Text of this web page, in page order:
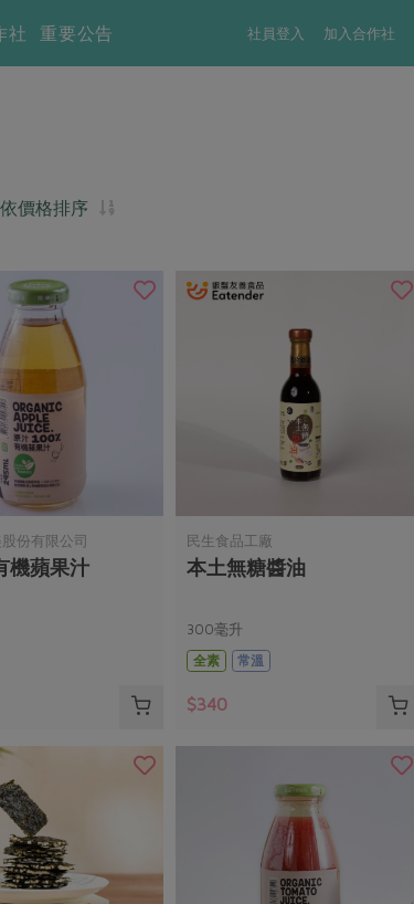
社員登入 加入合作社
社 重要公告
依價格排序
份有限公司
機蘋果汁
民生食品工廠
本土無糖醬油
300毫升
全素
常溫
$340